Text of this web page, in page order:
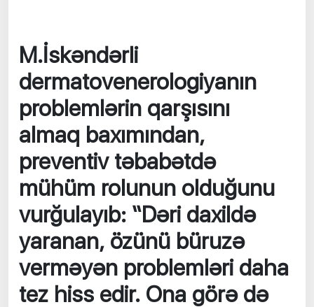
M.İskəndərli
dermatovenerologiyanın
problemlərin qarşısını
almaq baxımından,
preventiv təbabətdə
mühüm rolunun olduğunu
vurğulayıb: “Dəri daxildə
yaranan, özünü büruzə
verməyən problemləri daha
tez hiss edir. Ona görə də